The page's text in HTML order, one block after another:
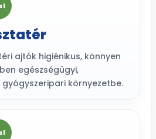
ajtók higiénikus, könnyen
egészségügyi,
környezetbe.